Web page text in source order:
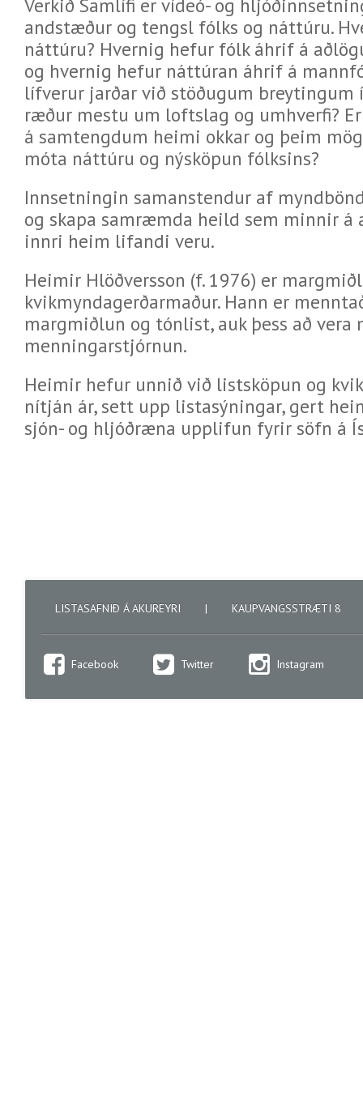
Verkið Samlífi er vídeó- og
andstæður og tengsl fólks og náttúru.
náttúru? Hvernig hefur fólk áhrif á
og hvernig hefur náttúran áhrif á
lífverur jarðar við stöðugum
ræður mestu um loftslag og umhverfi?
á samtengdum heimi okkar og þeim
móta náttúru og nýsköpun fólksins?
Innsetningin samanstendur af
og skapa samræmda heild sem minnir
innri heim lifandi veru.
Heimir Hlöðversson (f. 1976) er
kvikmyndagerðarmaður. Hann er
margmiðlun og tónlist, auk þess að vera
menningarstjórnun.
Heimir hefur unnið við listsköpun og
nítján ár, sett upp listasýningar, gert
sjón- og hljóðræna upplifun fyrir söfn á
LISTASAFNIÐ Á AKUREYRI | KAUPVANGSSTRÆTI 8
Facebook Twitter Instagram